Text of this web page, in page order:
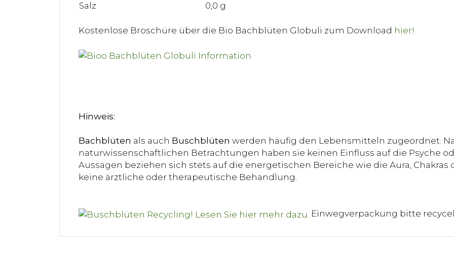
Salz
0,0 g
Kostenlose Broschüre über die Bio Bachblüten Globuli zum Download hier!
Hinweis:
Bachblüten als auch Buschblüten werden häufig den Lebensmitteln zugeordnet.
naturwissenschaftlichen Betrachtungen haben sie keinen Einfluss auf die Psyche
Aussagen beziehen sich stets auf die energetischen Bereiche wie die Aura, Chakras
keine ärztliche oder therapeutische Behandlung.
Einwegverpackung bitte